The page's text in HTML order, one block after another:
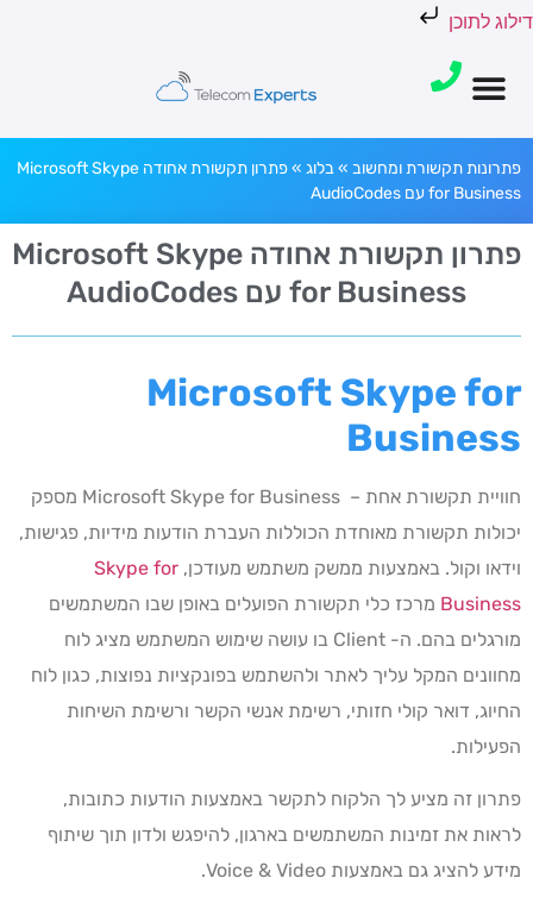
דילוג לתוכן
פתרונות תקשורת ומחשוב »בלוג »
פתרון תקשורת אחודה Microsoft Skype
for Business עם AudioCodes
פתרון תקשורת אחודה Microsoft Skype
for Business עם AudioCodes
Microsoft Skype for
Business
חוויית תקשורת אחת – Microsoft Skype for Business מספק
יכולות תקשורת מאוחדת הכוללות העברת הודעות מידיות, פגישות,
וידאו וקול. באמצעות ממשק משתמש מעודכן, Skype for
Business מרכז כלי תקשורת הפועלים באופן שבו המשתמשים
מורגלים בהם. ה- Client בו עושה שימוש המשתמש מציג לוח
מחוונים המקל עליך לאתר ולהשתמש בפונקציות נפוצות, כגון לוח
החיוג, דואר קולי חזותי, רשימת אנשי הקשר ורשימת השיחות
הפעילות.
פתרון זה מציע לך הלקוח לתקשר באמצעות הודעות כתובות,
לראות את זמינות המשתמשים בארגון, להיפגש ולדון תוך שיתוף
מידע להציג גם באמצעות Voice & Video.